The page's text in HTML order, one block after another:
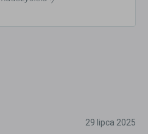
29 lipca 2025